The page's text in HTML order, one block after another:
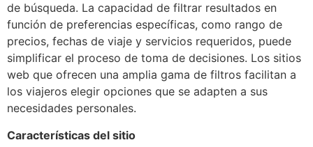
de búsqueda. La capacidad de filtrar resultados en
función de preferencias específicas, como rango de
precios, fechas de viaje y servicios requeridos, puede
simplificar el proceso de toma de decisiones. Los sitios
web que ofrecen una amplia gama de filtros facilitan a
los viajeros elegir opciones que se adapten a sus
necesidades personales.
Características del sitio